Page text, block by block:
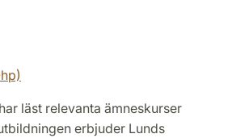
läst relevanta ämneskurser
erbjuder Lunds